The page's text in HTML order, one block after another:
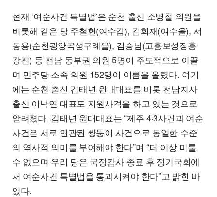
현재 ‘여순사건 특별법’은 순천 출신 소병철 의원을
비롯해 같은 당 주철현(여수갑), 김회재(여수을), 서
동용(순천광양곡성구례을), 김승남(고흥보성장흥
강진) 등 전남 동부권 의원 5명이 주도적으로 이끌
며 민주당 소속 의원 152명이 이름을 올렸다. 여기
에는 순천 출신 김태년 원내대표를 비롯 전남지사
출신 이낙연 대표도 지원사격을 하고 있는 것으로
알려졌다. 김태년 원대대표는 “제주 4·3사건과 여순
사건은 서로 연관된 쌍둥이 사건으로 동일한 수준
의 역사적 의미를 부여해야 한다”며 “더 이상 미룰
수 없으며 우리 당은 국정감사 종료 후 정기국회에
서 여순사건 특별법을 통과시켜야 한다”고 밝힌 바
있다.